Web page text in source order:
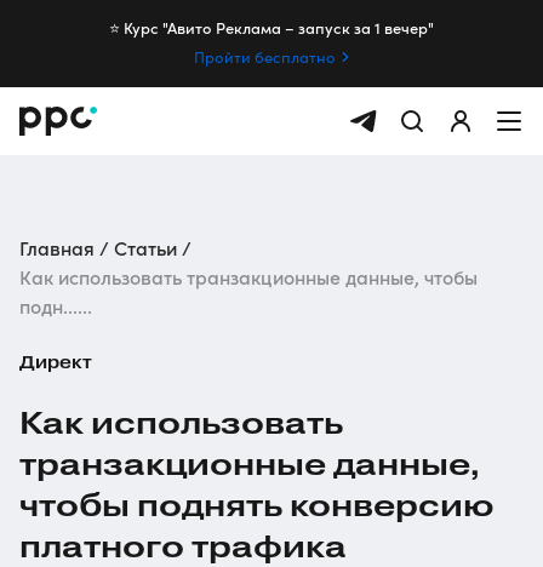
⭐️ Курс "Авито Реклама – запуск за 1 вечер"
Пройти бесплатно
Главная
Статьи
Как использовать транзакционные данные, чтобы
подн......
Директ
Как использовать
транзакционные данные,
чтобы поднять конверсию
платного трафика